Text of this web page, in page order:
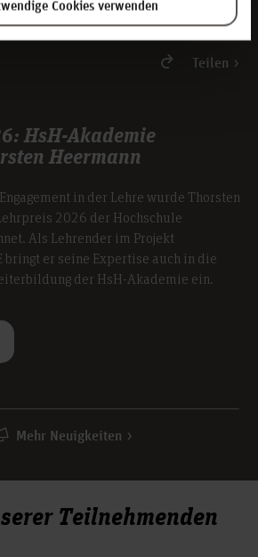
Cookies verwenden
Teilen
HsH-Akademie
Heermann
in der Lehre wurde Thorsten
2026 der Hochschule
Als Lehrender im Projekt
bringt er seine Expertise auch in die
der HsH-Akademie ein.
Mehr Neuigkeiten
Teilnehmenden